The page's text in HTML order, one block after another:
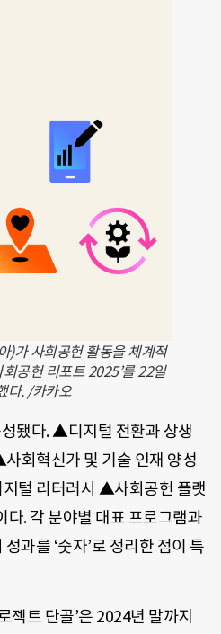
)가 사회공헌 활동을 체계적
공헌 리포트 2025’를 22일
다. /카카오
됐다. ▲디지털 전환과 상생
회혁신가 및 기술 인재 양성
털 리터러시 ▲사회공헌 플랫
. 각 분야별 대표 프로그램과
과를 ‘숫자’로 정리한 점이 특
젝트 단골’은 2024년 말까지